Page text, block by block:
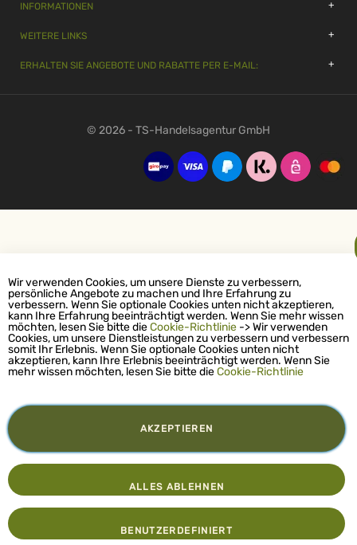
INFORMATIONEN
WEITERE LINKS
ERHALTEN SIE ANGEBOTE UND RABATTE PER E-MAIL:
© 2026 - TS-Handelsagentur GmbH
Wir verwenden Cookies, um unsere Dienste zu verbessern,
persönliche Angebote zu machen und Ihre Erfahrung zu
verbessern. Wenn Sie optionale Cookies unten nicht akzeptieren,
kann Ihre Erfahrung beeinträchtigt werden. Wenn Sie mehr wissen
möchten, lesen Sie bitte dieCookie-Richtlinie -> Wir verwenden
Cookies, um unsere Dienstleistungen zu verbessern und verbessern
somit Ihr Erlebnis. Wenn Sie optionale Cookies unten nicht
akzeptieren, kann Ihre Erlebnis beeinträchtigt werden. Wenn Sie
mehr wissen möchten, lesen Sie bitte dieCookie-Richtlinie
AKZEPTIEREN
BENUTZERDEFINIERT
ALLES ABLEHNEN